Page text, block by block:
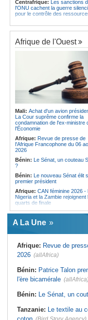
Centrafrique: Les sanctions
l'ONU cachent la guerre
pour le contrôle des
Afrique:La Cour international
justice fixe le calendrier de la
Visite du Président de
République et de la Première
à Yamoussoukro
Afrique:L'Angola participe à la
réunion du Partenariat Afrique-
Monde arabe au Caire
Gabon:Quand une tribune
espoir - Le témoignage
du Dr Alphonse Louma Eyougha
Congo-Kinshasa: Plan
triennal 2026-2028 - L'IGF
digitalisation au coeur des
Afrique de l'Ouest
Mali: Achat d'un avion
La Cour suprême confirme la
condamnation de l'ex-ministre
l'Économie
Afrique: Revue de presse de
l'Afrique Francophone du 06
2026
Bénin: Le Sénat, un couteau
?
Bénin: Le nouveau Sénat élit
premier président
Afrique: CAN féminine 2026 -
Nigeria et la Zambie rejoignent
quarts de finale
Afrique:Le continent, plaque
tournante des faux ordres de
virement
Guinée:Le général Amara
Ghana:John Dramani en
pour des questions liées à
Sénégal: Banque mondiale -
milliards de FCFA pour soutenir
priorités du pays
Mali:Achat d'un avion
La Cour suprême confirme la
l'Économie
A La Une
Afrique: Revue de
2026 (allAfrica)
Bénin: Patrice Talon
l'ère bicamérale
Bénin: Le Sénat, un
Tanzanie: Le textile au